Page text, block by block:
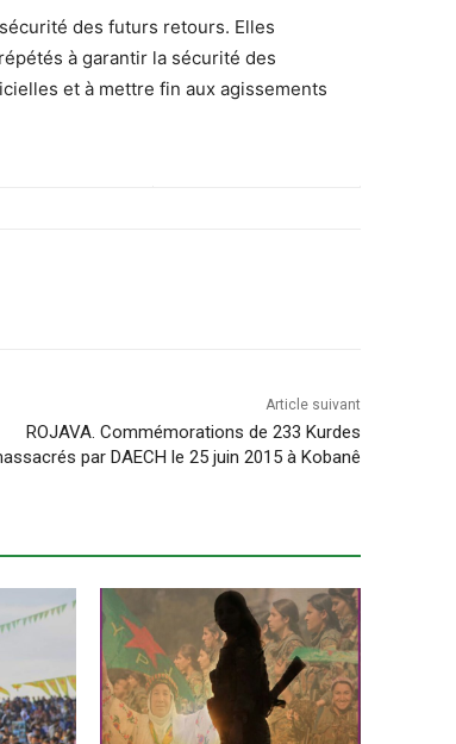
des futurs retours. Elles
à garantir la sécurité des
et à mettre fin aux agissements
Article suivant
ROJAVA. Commémorations de 233 Kurdes
par DAECH le 25 juin 2015 à Kobanê